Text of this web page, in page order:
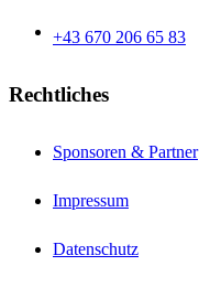
+43 670 206 65 83
Rechtliches
Sponsoren & Partner
Impressum
Datenschutz